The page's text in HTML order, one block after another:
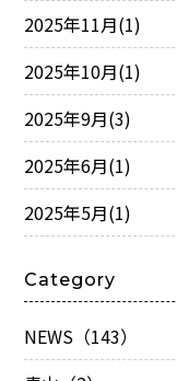
2025年11月(1)
2025年10月(1)
2025年9月(3)
2025年6月(1)
2025年5月(1)
Category
NEWS（143）